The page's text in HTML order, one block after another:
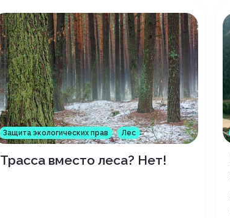
Защита экологических прав Лес
Трасса вместо леса? Нет!